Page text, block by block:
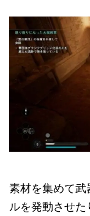
素材を集めて武
ルを発動させた